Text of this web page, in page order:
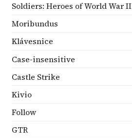
Soldiers: Heroes of World War II
Moribundus
Klávesnice
Case-insensitive
Castle Strike
Kivio
Follow
GTR